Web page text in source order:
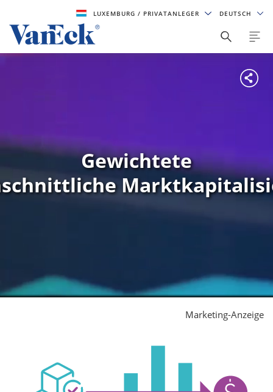
LUXEMBURG/ PRIVATANLEGER DEUTSCH
Gewichtete
Marketing-Anzeige